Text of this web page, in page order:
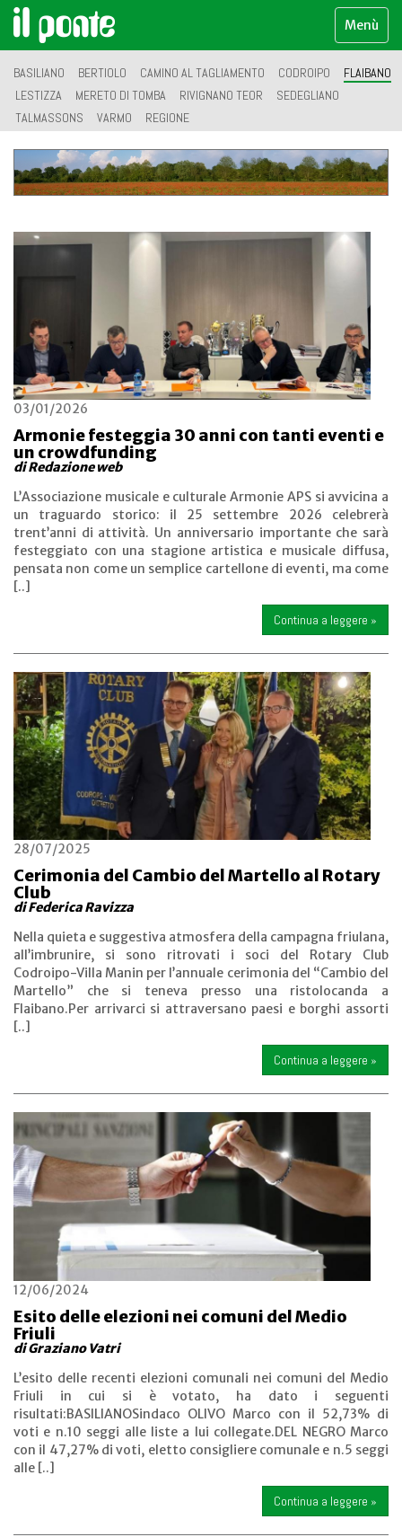
Menù
BASILIANO BERTIOLO CAMINO AL TAGLIAMENTO CODROIPO
FLAIBANO
LESTIZZA
MERETO DI TOMBA RIVIGNANO TEOR
SEDEGLIANO
TALMASSONS
VARMO REGIONE
03/01/2026
Armonie festeggia 30 anni con tanti eventi e
un crowdfunding
di Redazione web
L’Associazione musicale e culturale Armonie APS si avvicina a
un traguardo storico: il 25 settembre 2026 celebrerà
trent’anni di attività. Un anniversario importante che sarà
festeggiato con una stagione artistica e musicale diffusa,
pensata non come un semplice cartellone di eventi, ma come
[..]
Continua a leggere »
28/07/2025
Cerimonia del Cambio del Martello al Rotary
Club
di Federica Ravizza
Nella quieta e suggestiva atmosfera della campagna friulana,
all’imbrunire, si sono ritrovati i soci del Rotary Club
Codroipo-Villa Manin per l’annuale cerimonia del “Cambio del
Martello” che si teneva presso una ristolocanda a
Flaibano.Per arrivarci si attraversano paesi e borghi assorti
[..]
Continua a leggere »
12/06/2024
Esito delle elezioni nei comuni del Medio
Friuli
di Graziano Vatri
L’esito delle recenti elezioni comunali nei comuni del Medio
Friuli in cui si è votato, ha dato i seguenti
risultati:BASILIANOSindaco OLIVO Marco con il 52,73% di
voti e n.10 seggi alle liste a lui collegate.DEL NEGRO Marco
con il 47,27% di voti, eletto consigliere comunale e n.5 seggi
alle [..]
Continua a leggere »